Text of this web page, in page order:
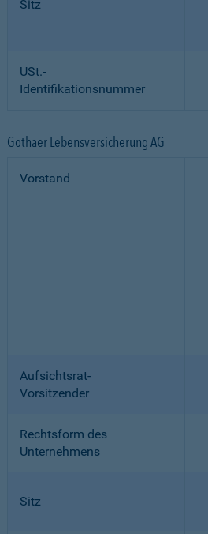
Sitz
USt.-
Identifikationsnummer
Gothaer Lebensversicherung AG
Vorstand
Aufsichtsrat-
Vorsitzender
Rechtsform des
Unternehmens
Sitz